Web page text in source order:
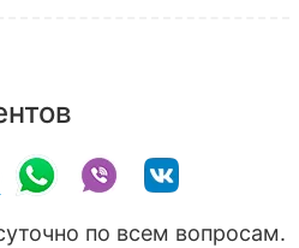
по всем вопросам.